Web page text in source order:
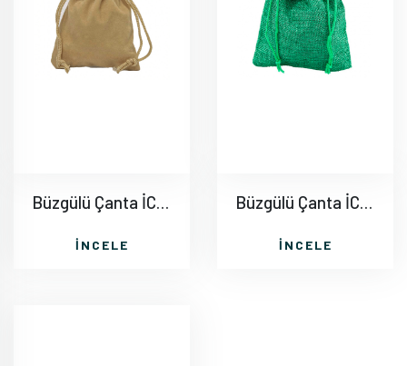
Büzgülü Çanta İC013
İNCELE
Büzgülü Çanta İC014
İNCELE